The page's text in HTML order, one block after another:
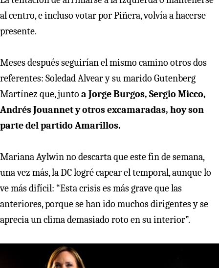
al centro, e incluso votar por Piñera, volvía a hacerse
presente.
Meses después seguirían el mismo camino otros dos
referentes: Soledad Alvear y su marido Gutenberg
Martínez que, junto a Jorge Burgos, Sergio Micco,
Andrés Jouannet y otros excamaradas, hoy son
parte del partido Amarillos.
Mariana Aylwin no descarta que este fin de semana,
una vez más, la DC logré capear el temporal, aunque lo
ve más difícil: “Esta crisis es más grave que las
anteriores, porque se han ido muchos dirigentes y se
aprecia un clima demasiado roto en su interior”.